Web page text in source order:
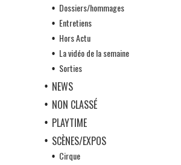
Dossiers/hommages
Entretiens
Hors Actu
La vidéo de la semaine
Sorties
NEWS
NON CLASSÉ
PLAYTIME
SCÈNES/EXPOS
Cirque